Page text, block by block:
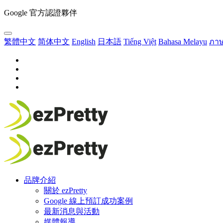
Google 官方認證夥伴
繁體中文 简体中文 English 日本語 Tiếng Việt Bahasa Melayu ภา
品牌介紹
關於 ezPretty
Google 線上預訂成功案例
最新消息與活動